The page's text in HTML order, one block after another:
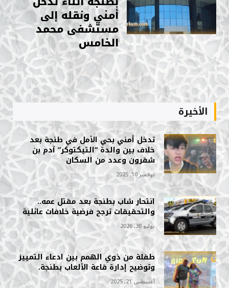
أمني ونقله إلى
مستشفى محمد
الخامس
الأخيرة
تدخل أمني بحي الأمل في طنجة بعد
خلاف بين والدة “التيكتوكر” آدم بن
شقرون وعدد من السكان
نوفمبر 10, 2025
انتحار شاب بطنجة بعد مقتل عمه..
والتحقيقات ترجح فرضية خلافات عائلية
يوليو 30, 2026
طفلة من ذوي الهمم بين ادعاء التمييز
وتوضيح إدارة قاعة الألعاب بطنجة.
أغسطس 21, 2025